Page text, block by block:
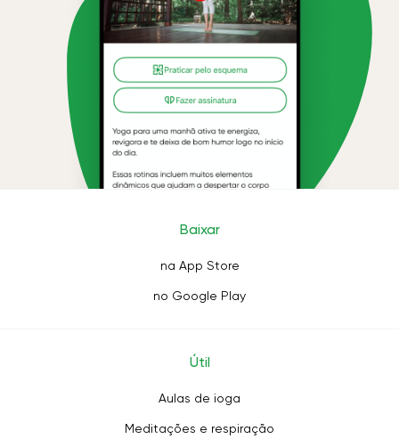
Baixar
na App Store
no Google Play
Útil
Aulas de ioga
Meditações e respiração